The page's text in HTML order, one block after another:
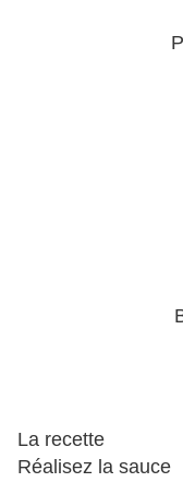
La recette
Réalisez la sauce